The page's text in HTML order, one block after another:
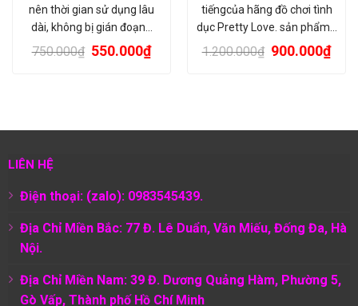
nên thời gian sử dụng lâu
dài, không bị gián đoạn…
750.000₫ 550.000₫
tiếngcủa hãng đồ chơi tình
dục Pretty Love. sản phẩm…
1.200.000₫ 900.000₫
LIÊN HỆ
Điện thoại: (zalo): 0983545439.
Địa Chỉ Miền Bắc: 77 Đ. Lê Duẩn, Văn Miếu, Đống Đa, Hà
Nội.
Địa Chỉ Miền Nam: 39 Đ. Dương Quảng Hàm, Phường 5,
Gò Vấp, Thành phố Hồ Chí Minh